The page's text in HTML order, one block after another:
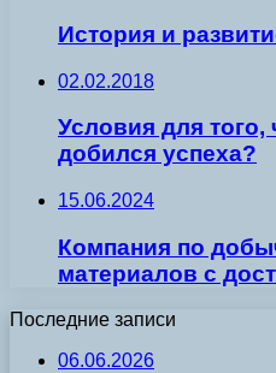
История и
02.02.2018
Условия для
добился успеха?
15.06.2024
Компания по
материалов с
Последние записи
06.06.2026